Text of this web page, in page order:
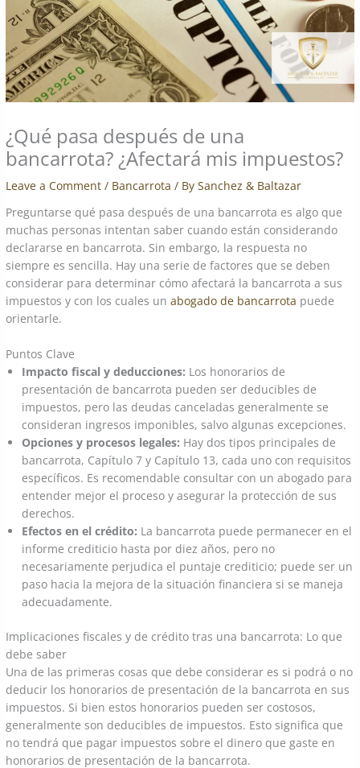
¿Qué pasa después de una
bancarrota? ¿Afectará mis impuestos?
Leave a Comment / Bancarrota / BySanchez & Baltazar
Preguntarse qué pasa después de una bancarrota es algo que
muchas personas intentan saber cuando están considerando
declararse en bancarrota. Sin embargo, la respuesta no
siempre es sencilla. Hay una serie de factores que se deben
considerar para determinar cómo afectará la bancarrota a sus
impuestos y con los cuales unabogado de bancarrota puede
orientarle.
Puntos Clave
Impacto fiscal y deducciones: Los honorarios de
presentación de bancarrota pueden ser deducibles de
impuestos, pero las deudas canceladas generalmente se
consideran ingresos imponibles, salvo algunas excepciones.
Opciones y procesos legales: Hay dos tipos principales de
bancarrota, Capítulo 7 y Capítulo 13, cada uno con requisitos
específicos. Es recomendable consultar con un abogado para
entender mejor el proceso y asegurar la protección de sus
derechos.
Efectos en el crédito: La bancarrota puede permanecer en el
informe crediticio hasta por diez años, pero no
necesariamente perjudica el puntaje crediticio; puede ser un
paso hacia la mejora de la situación financiera si se maneja
adecuadamente.
Implicaciones fiscales y de crédito tras una bancarrota: Lo que
debe saber
Una de las primeras cosas que debe considerar es si podrá o no
deducir los honorarios de presentación de la bancarrota en sus
impuestos. Si bien estos honorarios pueden ser costosos,
generalmente son deducibles de impuestos. Esto significa que
no tendrá que pagar impuestos sobre el dinero que gaste en
honorarios de presentación de la bancarrota.